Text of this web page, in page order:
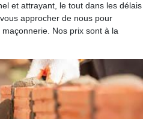
et attrayant, le tout dans les délais
approcher de nous pour
Nos prix sont à la